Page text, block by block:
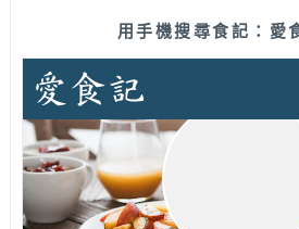
用手機搜尋食記：愛